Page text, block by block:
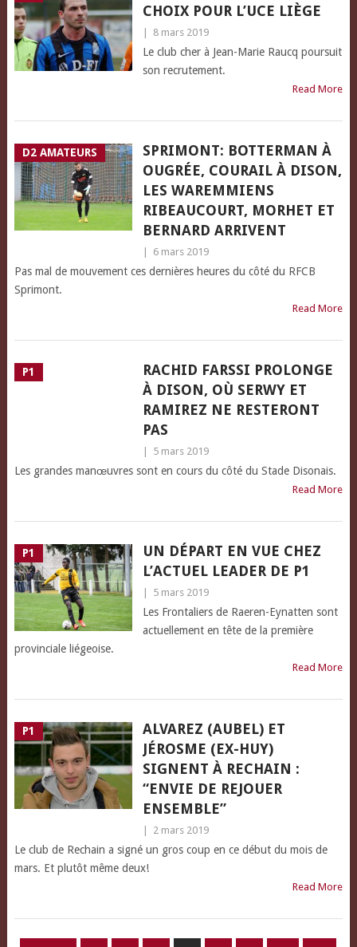
CHOIX POUR L’UCE LIÈGE
8 mars 2019
Le club cher à Jean-Marie Raucq poursuit
son recrutement.
Read More
D2 AMATEURS
SPRIMONT: BOTTERMAN À
OUGRÉE, COURAIL À DISON,
LES WAREMMIENS
RIBEAUCOURT, MORHET ET
BERNARD ARRIVENT
6 mars 2019
Pas mal de mouvement ces dernières heures du côté du RFCB
Sprimont.
Read More
P1
RACHID FARSSI PROLONGE
À DISON, OÙ SERWY ET
RAMIREZ NE RESTERONT
PAS
5 mars 2019
Les grandes manœuvres sont en cours du côté du Stade Disonais.
Read More
P1
UN DÉPART EN VUE CHEZ
L’ACTUEL LEADER DE P1
5 mars 2019
Les Frontaliers de Raeren-Eynatten sont
actuellement en tête de la première
provinciale liégeoise.
Read More
P1
ALVAREZ (AUBEL) ET
JÉROSME (EX-HUY)
SIGNENT À RECHAIN :
“ENVIE DE REJOUER
ENSEMBLE”
2 mars 2019
Le club de Rechain a signé un gros coup en ce début du mois de
mars. Et plutôt même deux!
Read More